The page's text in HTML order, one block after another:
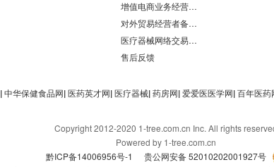
增值电商业务经营许可证
对外贸易经营者备案登记表/海关报关单位注册登记证书
医疗器械网络交易服务第三方平台备案凭证
售后反馈
| 中华保健食品网| 医药英才网| 医疗器械| 药房网| 爱爱医医学网| 百年医药
Copyright 2012-2020 1-tree.com.cn Inc. All rights
Powered by 1-tree.com.cn
黔ICP备14006956号-1
贵公网安备 52010202001927号